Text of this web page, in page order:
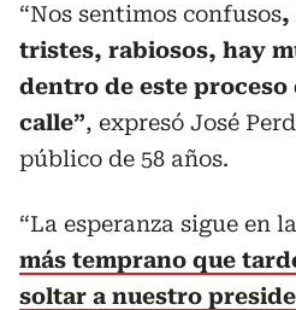
“Nos sentimos confusos,
tristes, rabiosos, hay
dentro de este proceso
calle”, expresó José
público de 58 años.
“La esperanza sigue en
más temprano que
soltar a nuestro